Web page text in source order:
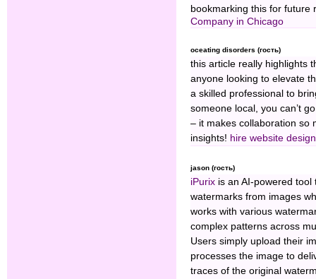
bookmarking this for future
Company in Chicago
oceating disorders (гость)
this article really highlights
anyone looking to elevate
a skilled professional to
someone local, you can’t
– it makes collaboration so
insights! hire website
jason (гость)
iPurix is an AI-powered
watermarks from images
works with various
complex patterns across
Users simply upload their
processes the image to
traces of the original